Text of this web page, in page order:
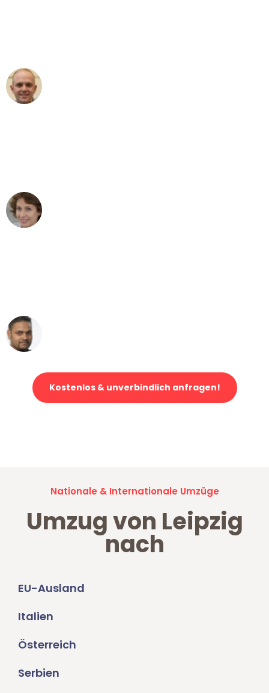
Kostenlos & unverbindlich anfragen!
Nationale & Internationale Umzüge
Umzug von Leipzig
nach
EU-Ausland
Italien
Österreich
Serbien